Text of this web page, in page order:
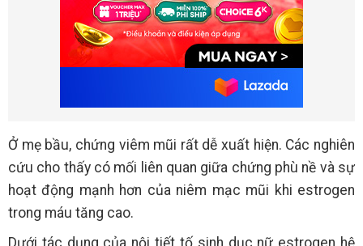
Ở mẹ bầu, chứng viêm mũi rất dễ xuất hiện. Các nghiên
cứu cho thấy có mối liên quan giữa chứng phù nề và sự
hoạt động mạnh hơn của niêm mạc mũi khi estrogen
trong máu tăng cao.